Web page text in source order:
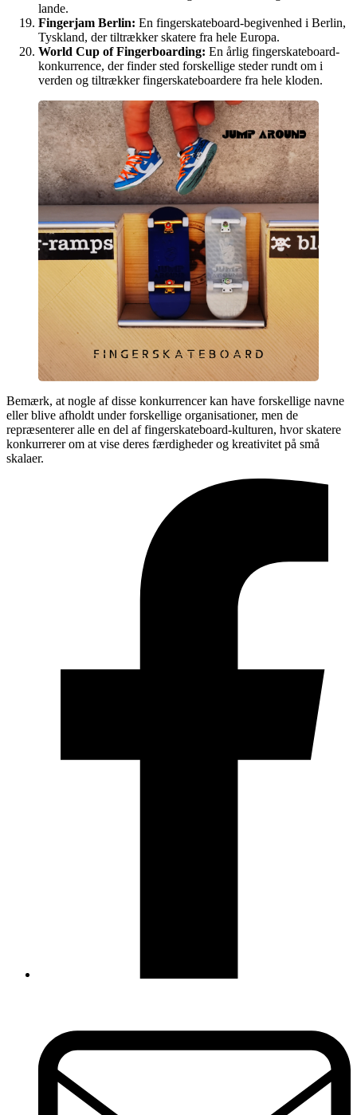
lande.
Fingerjam Berlin: En fingerskateboard-begivenhed i Berlin,
Tyskland, der tiltrækker skatere fra hele Europa.
World Cup of Fingerboarding: En årlig fingerskateboard-
konkurrence, der finder sted forskellige steder rundt om i
verden og tiltrækker fingerskateboardere fra hele kloden.
Bemærk, at nogle af disse konkurrencer kan have forskellige navne
eller blive afholdt under forskellige organisationer, men de
repræsenterer alle en del af fingerskateboard-kulturen, hvor skatere
konkurrerer om at vise deres færdigheder og kreativitet på små
skalaer.